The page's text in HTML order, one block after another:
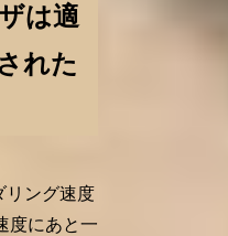
は適
れた
リング速度
度にあと一